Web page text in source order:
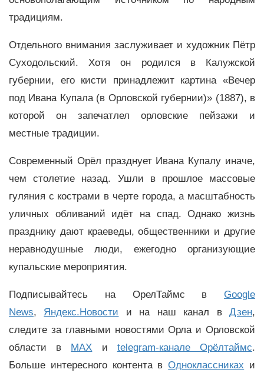
традициям.
Отдельного внимания заслуживает и художник Пётр
Суходольский. Хотя он родился в Калужской
губернии, его кисти принадлежит картина «Вечер
под Ивана Купала (в Орловской губернии)» (1887), в
которой он запечатлел орловские пейзажи и
местные традиции.
Современный Орёл празднует Ивана Купалу иначе,
чем столетие назад. Ушли в прошлое массовые
гуляния с кострами в черте города, а масштабность
уличных обливаний идёт на спад. Однако жизнь
празднику дают краеведы, общественники и другие
неравнодушные люди, ежегодно организующие
купальские мероприятия.
Подписывайтесь на ОрелТаймс в Google
News, Яндекс.Новости и на наш канал вДзен,
следите за главными новостями Орла и Орловской
области в MAX и telegram-канале Орёлтаймс.
Больше интересного контента вОдноклассниках и